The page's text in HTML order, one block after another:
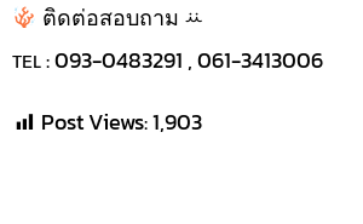
ติดต่อสอบถาม ꕁ
ᴛᴇʟ : 093-0483291 , 061-3413006
Post Views:1,903